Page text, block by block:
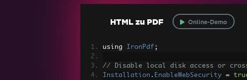
HTML zu PDF Online-Demo
using IronPdf ;
// Disable local disk access or
Installation . EnableWebSecurity =